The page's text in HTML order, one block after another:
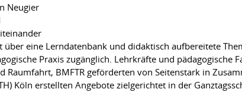
Neugier
über eine Lerndatenbank und didaktisch aufbereitete
Praxis zugänglich. Lehrkräfte und pädagogische
BMFTR geförderten von Seitenstark in
Köln erstellten Angebote zielgerichtet in der